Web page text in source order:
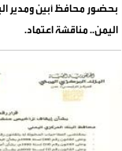
بحضور محافظ أبين ومدير
اليمن.. مناقشة اعتماد.